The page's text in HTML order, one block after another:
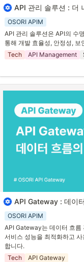
1. 디지털 전환과 API
디지털 전환이 가속화되면서,
커졌습니다. 그 중심에 있는
입니다. **API(Application
소프트웨어 시스템이 상호 작
합니다.
API 관리 솔루션은 여러 가지
API Life Cycle 관리: 생
등 API의 전체 수명 주
쉽게 API를 만들고 관리
API 관리 솔루션 : 더
OSORI APIM
API 관리 솔루션은 API의 수
통해 개발 효율성, 안정성,
Tech
API Management
1. API Gateway의 역
현대 비즈니스 환경에서는 다
핵심 역할을 하는 것이 바로
다양한 클라이언트 요청을 받
답을 클라이언트에게 되돌려
API Gateway : 데이
OSORI APIM
API Gateway는 데이터 흐름
서비스 성능을 최적화하고
합니다.
Tech
API Gateway